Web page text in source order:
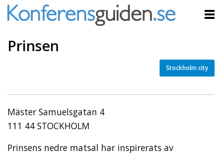
Prinsen
Stockholm city
Mäster Samuelsgatan 4
111 44 STOCKHOLM
Prinsens nedre matsal har inspirerats av